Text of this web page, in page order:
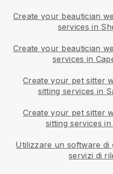
Create your beautician
services in
Create your beautician
services in
Create your pet sitter
sitting services in
Create your pet sitter
sitting services
Utilizzare un software di
servizi di